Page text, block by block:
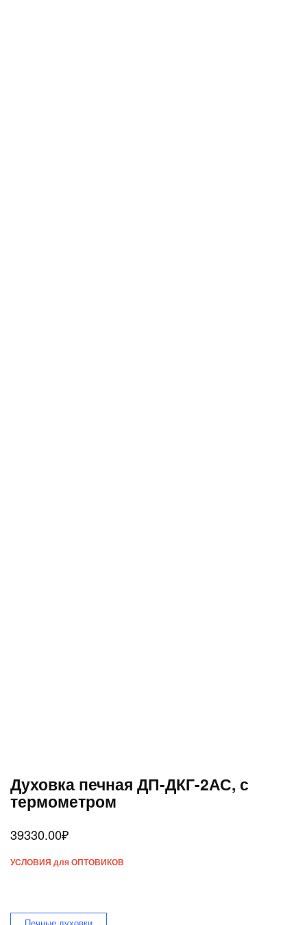
Духовка печная ДП-ДКГ-2АС, с
термометром
39330.00₽
УСЛОВИЯ для ОПТОВИКОВ